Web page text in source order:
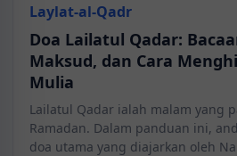
Laylat-al-Qadr
Doa Lailatul Qadar:
Maksud, dan Cara
Mulia
Lailatul Qadar ialah malam yang
Ramadan. Dalam panduan ini,
doa utama yang diajarkan oleh